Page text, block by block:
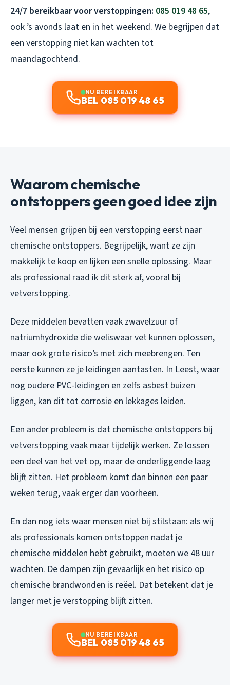
24/7 bereikbaar voor verstoppingen: 085 019 48 65,
ook ’s avonds laat en in het weekend. We begrijpen dat
een verstopping niet kan wachten tot
maandagochtend.
NU BEREIKBAAR
BEL 085 019 48 65
Waarom chemische
ontstoppers geen goed idee zijn
Veel mensen grijpen bij een verstopping eerst naar
chemische ontstoppers. Begrijpelijk, want ze zijn
makkelijk te koop en lijken een snelle oplossing. Maar
als professional raad ik dit sterk af, vooral bij
vetverstopping.
Deze middelen bevatten vaak zwavelzuur of
natriumhydroxide die weliswaar vet kunnen oplossen,
maar ook grote risico’s met zich meebrengen. Ten
eerste kunnen ze je leidingen aantasten. In Leest, waar
nog oudere PVC-leidingen en zelfs asbest buizen
liggen, kan dit tot corrosie en lekkages leiden.
Een ander probleem is dat chemische ontstoppers bij
vetverstopping vaak maar tijdelijk werken. Ze lossen
een deel van het vet op, maar de onderliggende laag
blijft zitten. Het probleem komt dan binnen een paar
weken terug, vaak erger dan voorheen.
En dan nog iets waar mensen niet bij stilstaan: als wij
als professionals komen ontstoppen nadat je
chemische middelen hebt gebruikt, moeten we 48 uur
wachten. De dampen zijn gevaarlijk en het risico op
chemische brandwonden is reëel. Dat betekent dat je
langer met je verstopping blijft zitten.
NU BEREIKBAAR
BEL 085 019 48 65